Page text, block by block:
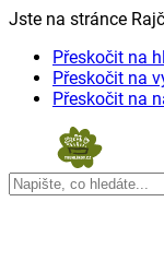
Jste na stránce
Přeskočit na
Přeskočit na
Přeskočit na